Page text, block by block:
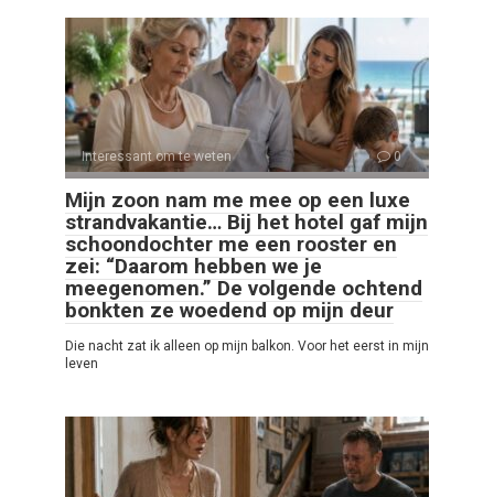
Interessant om te weten 0
Mijn zoon nam me mee op een luxe
strandvakantie… Bij het hotel gaf mijn
schoondochter me een rooster en
zei: “Daarom hebben we je
meegenomen.” De volgende ochtend
bonkten ze woedend op mijn deur
Die nacht zat ik alleen op mijn balkon. Voor het eerst in mijn
leven